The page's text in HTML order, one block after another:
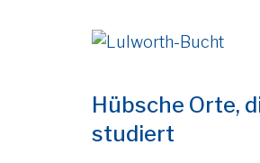
Hübsche Orte,
studiert